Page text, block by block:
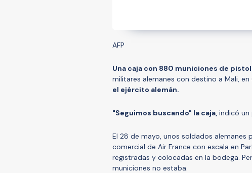
AFP
Una caja con 880 municiones de
militares alemanes con destino a Mali, en
el ejército alemán.
"Seguimos buscando" la caja, indicó un
El 28 de mayo, unos soldados alemanes
comercial de Air France con escala en
registradas y colocadas en la bodega.
municiones no estaba.